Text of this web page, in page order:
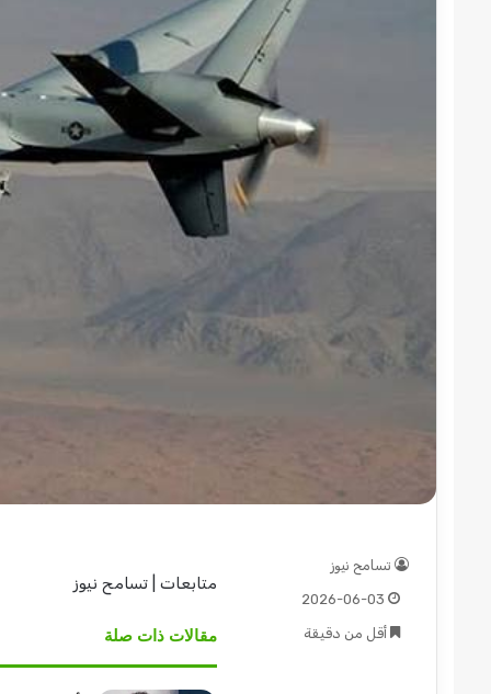
متابعات | تسامح نيوز
مقالات ذات صلة
تسامح نيوز
2026-06-03
أقل من دقيقة
قوات
السريع
ولاية
موسم